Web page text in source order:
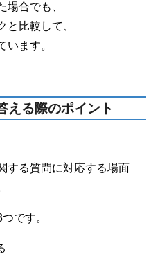
場合でも、
と比較して、
います。
える際のポイント
する質問に対応する場面
です。